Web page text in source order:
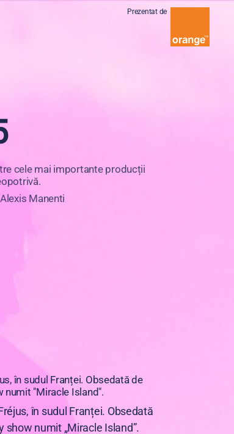
Prezentat de
cele mai importante producții
Manenti
în sudul Franței. Obsedată de
numit "Miracle Island".
în sudul Franței. Obsedată
numit „Miracle Island”.